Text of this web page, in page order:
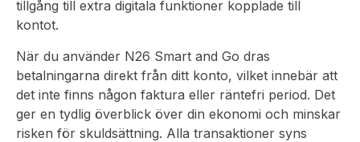
tillgång till extra digitala funktioner kopplade till
kontot.
När du använder N26 Smart and Go dras
betalningarna direkt från ditt konto, vilket innebär att
det inte finns någon faktura eller räntefri period. Det
ger en tydlig överblick över din ekonomi och minskar
risken för skuldsättning. Alla transaktioner syns